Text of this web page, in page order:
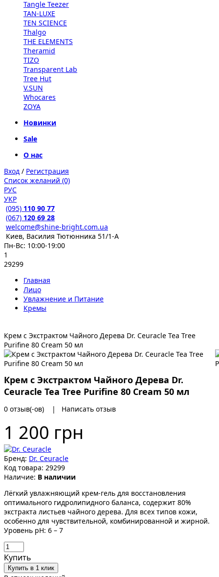
Tangle Teezer
TAN-LUXE
TEN SCIENCE
Thalgo
THE ELEMENTS
Theramid
TIZO
Transparent Lab
Tree Hut
V.SUN
Whocares
ZOYA
Новинки
Sale
О нас
Вход / Регистрация
Список желаний (0)
РУС
УКР
(095) 110 90 77
(067) 120 69 28
welcome@shine-bright.com.ua
Киев, Василия Тютюнника 51/1-А
Пн-Вс: 10:00-19:00
1
29299
Главная
Лицо
Увлажнение и Питание
Кремы
Крем с Экстрактом Чайного Дерева Dr. Ceuracle Tea Tree
Purifine 80 Cream 50 мл
Крем с Экстрактом Чайного Дерева Dr.
Ceuracle Tea Tree Purifine 80 Cream 50 мл
0 отзыв(-ов) | Написать отзыв
1 200 грн
Бренд: Dr. Ceuracle
Код товара: 29299
Наличие: В наличии
Лёгкий увлажняющий крем-гель для восстановления
оптимального гидролипидного баланса, содержит 80%
экстракта листьев чайного дерева. Для всех типов кожи,
особенно для чувствительной, комбинированной и жирной.
Уровень pH: 6 – 7
Купить
Купить в 1 клик